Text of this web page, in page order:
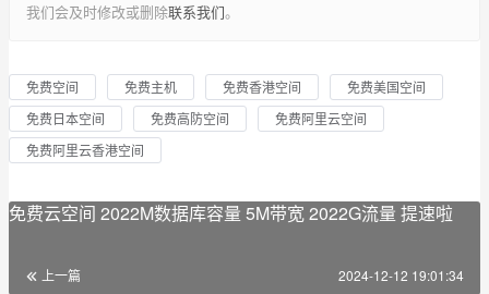
我们会及时修改或删除联系我们。
免费空间 免费主机 免费香港空间
免费美国空间
免费日本空间
免费高防空间
免费阿里云空间
免费阿里云香港空间
免费云空间 2022M数据库容量 5M带宽 2022G流量 提速啦
上一篇 2024-12-12 19:01:34